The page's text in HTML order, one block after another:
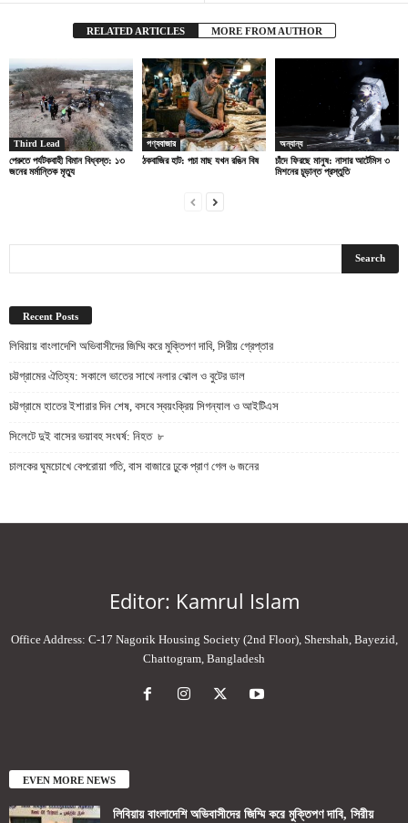
RELATED ARTICLES MORE FROM AUTHOR
Third Lead
পেরুতে পর্যটকবাহী বিমান বিধ্বস্ত: ১৩
জনের মর্মান্তিক মৃত্যু
পণ্যবাজার
ঠকবাজির হাট: পচা মাছ যখন রঙিন বিষ
অন্যান্য
চাঁদে ফিরছে মানুষ: নাসার আর্টেমিস ৩
মিশনের চূড়ান্ত প্রস্তুতি
Recent Posts
লিবিয়ায় বাংলাদেশি অভিবাসীদের জিম্মি করে মুক্তিপণ দাবি, সিরীয় গ্রেপ্তার
চট্টগ্রামের ঐতিহ্য: সকালে ভাতের সাথে নলার ঝোল ও বুটের ডাল
চট্টগ্রামে হাতের ইশারার দিন শেষ, বসবে স্বয়ংক্রিয় সিগন্যাল ও আইটিএস
সিলেটে দুই বাসের ভয়াবহ সংঘর্ষ: নিহত ৮
চালকের ঘুমচোখে বেপরোয়া গতি, বাস বাজারে ঢুকে প্রাণ গেল ৬ জনের
Editor: Kamrul Islam
Office Address: C-17 Nagorik Housing Society (2nd Floor), Shershah, Bayezid,
Chattogram, Bangladesh
EVEN MORE NEWS
লিবিয়ায় বাংলাদেশি অভিবাসীদের জিম্মি করে মুক্তিপণ দাবি, সিরীয়